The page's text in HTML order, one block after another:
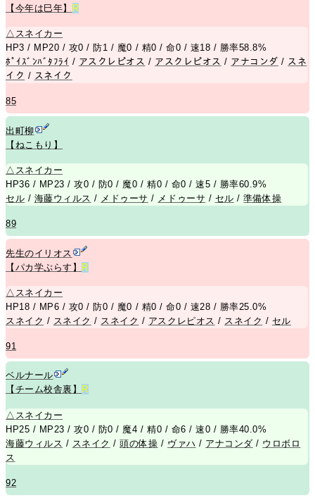
【今年は巳年】
R
△ スネイカー
HP3 / MP20 / 攻0 / 防1 / 魔0 / 精0 / 命0 / 速18 / 勝率58.8%
ﾎﾟｲｽﾞﾝﾊﾞﾀﾌﾗｲ / アスクレピオス / アスクレピオス / アナコンダ / スネ
イク / スネイク
85
出町柳
【ねこもり】
△ スネイカー
HP36 / MP23 / 攻0 / 防0 / 魔0 / 精0 / 命0 / 速5 / 勝率60.9%
セル / 海藤ウィルス / メドゥーサ / メドゥーサ / セル /準備体操
89
先生のイリオス
【パカ学ぷらす】 R
△ スネイカー
HP18 / MP6 / 攻0 / 防0 / 魔0 / 精0 / 命0 / 速28 / 勝率25.0%
スネイク / スネイク / スネイク / アスクレピオス / スネイク / セル
91
ベルナール
【チーム校舎裏】
R
△ スネイカー
HP25 / MP23 / 攻0 / 防0 / 魔4 / 精0 / 命6 / 速0 / 勝率40.0%
海藤ウィルス / スネイク /頭の体操 / ヴァハ / アナコンダ / ウロボロ
ス
92